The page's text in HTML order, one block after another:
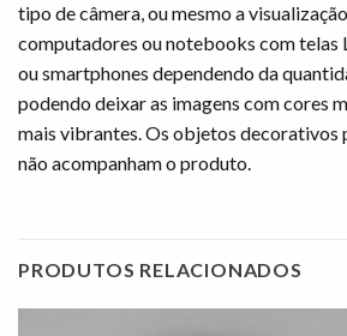
tipo de câmera, ou mesmo a
computadores ou notebooks com telas
ou smartphones dependendo da
podendo deixar as imagens com cores
mais vibrantes. Os objetos decorativos
não acompanham o produto.
PRODUTOS RELACIONADOS